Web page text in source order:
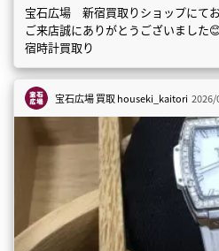
宝石広場 新宿買取りショップにて
ご来店誠にありがとうございまし
宿時計買取り
宝石広場 買取houseki_kaitori 2026/